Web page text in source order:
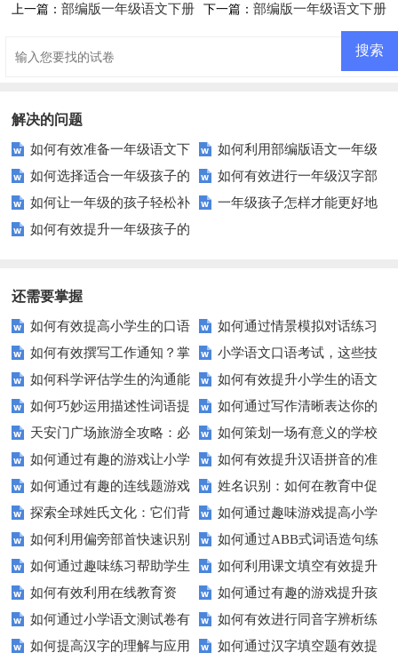
上一篇：部编版一年级语文下册 下一篇： 部编版一年级语文下册
解决的问题
如何有效准备一年级语文下
册期中测试？这里有你需要知道
的一切！
如何利用部编版语文一年级
下册期中试题进行高效复习？
如何选择适合一年级孩子的
拼音练习材料？
如何有效进行一年级汉字部
首练习？这里有你需要的方法和
如何让一年级的孩子轻松补
充更多词语？这里有妙招！
一年级孩子怎样才能更好地
如何有效提升一年级孩子的
还需要掌握
如何有效提高小学生的口语
交际测试成绩？
如何通过情景模拟对话练习
提高你的沟通能力？
如何有效撰写工作通知？掌
握这些技巧让你的通知更专业！
小学语文口语考试，这些技
巧让孩子自信应考？
如何科学评估学生的沟通能
力？
如何有效提升小学生的语文
拼写能力？
如何巧妙运用描述性词语提
升教育效果？
如何通过写作清晰表达你的
愿望？
天安门广场旅游全攻略：必
看的历史与文化景点
如何策划一场有意义的学校
升旗仪式？
如何通过有趣的游戏让小学
生轻松掌握常见姓氏？
如何有效提升汉语拼音的准
确性和流利度？这里有妙招！
如何通过有趣的连线题游戏
提升孩子的逻辑思维能力？
姓名识别：如何在教育中促
进个性化学习？
探索全球姓氏文化：它们背
后隐藏的故事？
如何通过趣味游戏提高小学
生的拼音水平？
如何利用偏旁部首快速识别
汉字？
如何通过ABB式词语造句练
习提高孩子的语言表达能力？
如何通过趣味练习帮助学生
掌握反义词匹配？
如何利用课文填空有效提升
语文成绩？
如何有效利用在线教育资
源？
如何通过有趣的游戏提升孩
子的句子补全技巧？
如何通过小学语文测试卷有
效提高孩子的阅读与写作技能？
如何有效进行同音字辨析练
习？这些方法让你事半功倍！
如何提高汉字的理解与应用
如何通过汉字填空题有效提